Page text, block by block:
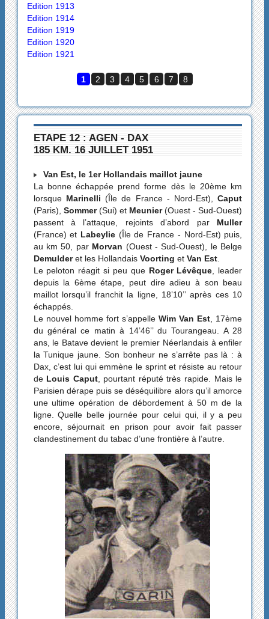
Edition 1913
Edition 1914
Edition 1919
Edition 1920
Edition 1921
1 2 3 4 5 6 7 8
ETAPE 12 : AGEN - DAX
185 KM. 16 JUILLET 1951
Van Est, le 1er Hollandais maillot jaune
La bonne échappée prend forme dès le 20ème km
lorsque Marinelli (Île de France - Nord-Est),Caput
(Paris), Sommer(Sui) et Meunier(Ouest - Sud-Ouest)
passent à l’attaque, rejoints d’abord parMuller
(France) et Labeylie(Île de France - Nord-Est) puis,
au km 50, parMorvan (Ouest - Sud-Ouest), le Belge
Demulderet les Hollandais Voorting etVan Est.
Le peloton réagit si peu que Roger Lévêque, leader
depuis la 6ème étape, peut dire adieu à son beau
maillot lorsqu’il franchit la ligne, 18’10’’ après ces 10
échappés.
Le nouvel homme fort s’appelle Wim Van Est, 17ème
du général ce matin à 14’46’’ du Tourangeau. A 28
ans, le Batave devient le premier Néerlandais à enfiler
la Tunique jaune. Son bonheur ne s’arrête pas là : à
Dax, c’est lui qui emmène le sprint et résiste au retour
de Louis Caput, pourtant réputé très rapide. Mais le
Parisien dérape puis se déséquilibre alors qu’il amorce
une ultime opération de débordement à 50 m de la
ligne. Quelle belle journée pour celui qui, il y a peu
encore, séjournait en prison pour avoir fait passer
clandestinement du tabac d’une frontière à l’autre.